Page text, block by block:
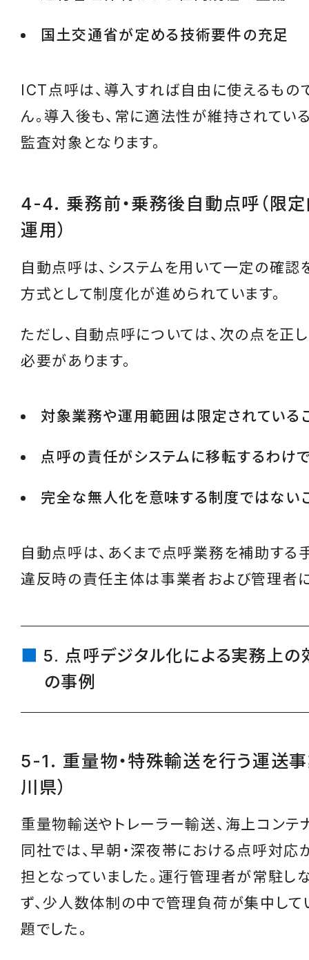
国土交通省が定める技術要件の充足
ICT点呼は、導入すれば自由に使えるもの
ん。導入後も、常に適法性が維持されてい
監査対象となります。
4-4. 乗務前・乗務後自動点呼（限定
運用）
自動点呼は、システムを用いて一定の確認
方式として制度化が進められています。
ただし、自動点呼については、次の点を正
必要があります。
対象業務や運用範囲は限定されている
点呼の責任がシステムに移転するわけ
完全な無人化を意味する制度ではない
自動点呼は、あくまで点呼業務を補助する
違反時の責任主体は事業者および管理者に
5. 点呼デジタル化による実務上
の事例
5-1. 重量物・特殊輸送を行う運送事
川県）
重量物輸送やトレーラー輸送、海上コンテ
同社では、早朝・深夜帯における点呼対
担となっていました。運行管理者が常駐し
ず、少人数体制の中で管理負荷が集中し
題でした。